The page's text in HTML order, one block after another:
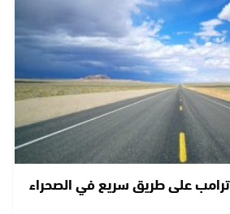
على طريق سريع في الصحراء